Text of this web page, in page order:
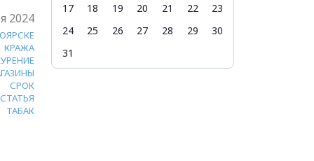
2024
КРАЖА
СРОК
СТАТЬЯ
ТАБАК
17
18 19 20 21 22
23
24
25 26 27 28 29
30
31